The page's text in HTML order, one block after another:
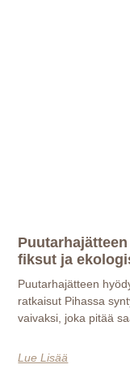
fiksut ja
Puutarhajätteen
ratkaisut Pihassa
vaivaksi, joka pitää
Lue Lisää